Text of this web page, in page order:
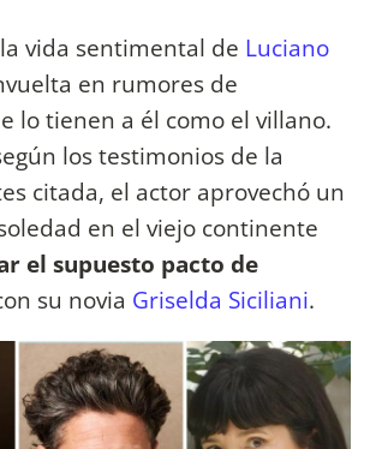
vida sentimental de Luciano
en rumores de
lo tienen a él como el villano.
los testimonios de la
citada, el actor aprovechó un
en el viejo continente
el supuesto pacto de
su novia Griselda Siciliani.